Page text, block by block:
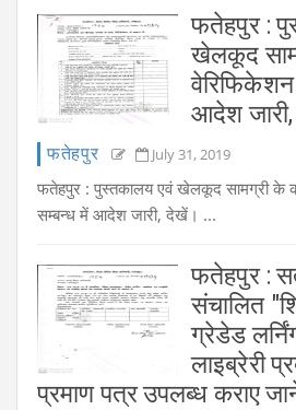
फतेहपुर :
खेलकूद
आदेश
फतेहपुर July 31, 2019
फतेहपुर : पुस्तकालय एवं खेलकूद सामग्री के
सम्बन्ध में आदेश जारी, देखें। ...
फतेहपुर :
संचालित
ग्रेडेड
लाइब्रेरी
प्रमाण पत्र उपलब्ध कराए